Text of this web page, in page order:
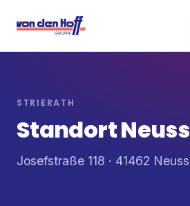
STRIERATH
Standort Neuss
Josefstraße 118 · 41462 Neuss